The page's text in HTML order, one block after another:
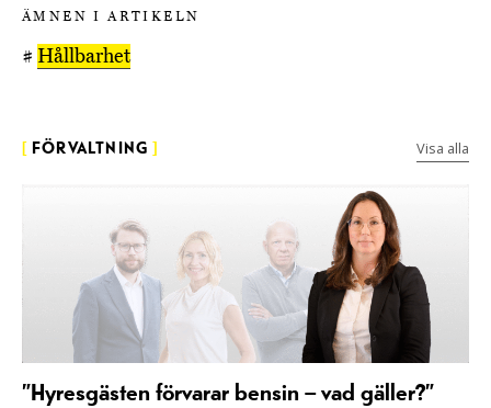
ÄMNEN I ARTIKELN
# Hållbarhet
FÖRVALTNING Visa alla
”Hyresgästen förvarar bensin – vad gäller?”